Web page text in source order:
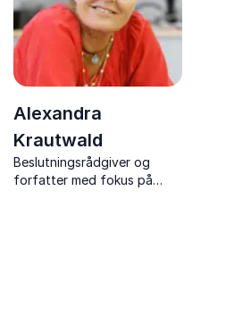
Alexandra
Krautwald
Beslutningsrådgiver og
forfatter med fokus på